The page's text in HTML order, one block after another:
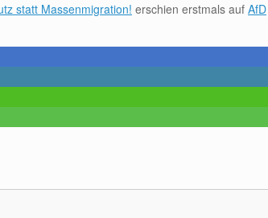
statt Massenmigration! erschien erstmals auf AfD